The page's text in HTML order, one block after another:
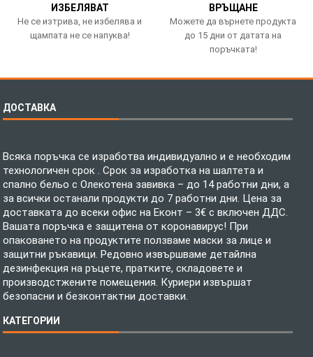
ИЗБЕЛЯВАТ
Не се изтрива, не избелява и
щампата не се напуква!
ВРЪЩАНЕ
Можете да върнете продукта
до 15 дни от датата на
поръчката!
ДОСТАВКА
Всяка поръчка се изработва индивидуално и е необходим
технологичен срок . Срок за изработка на шалтета и
спално бельо с Олекотена завивка – до 14 работни дни, а
за всички останали продукти до 7 работни дни. Цена за
доставката до всеки офис на Еконт – 3€ с включен ДДС.
Вашата поръчка е защитена от коронавирус! При
опаковането на продуктите ползваме маски за лице и
защитни ръкавици. Редовно извършваме детайлна
дезинфекция на ръцете, пратките, складовете и
производстжените помещения. Куриери извършат
безопасни и безконтактни доставки.
КАТЕГОРИИ